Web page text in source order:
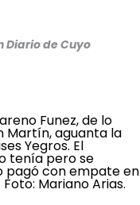
Diario de Cuyo